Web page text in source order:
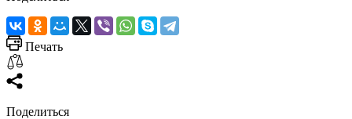
Печать
Поделиться